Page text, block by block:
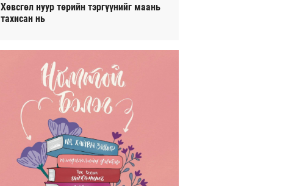
Хөвсгөл нуур төрийн тэргүүнийг маань
тахисан нь